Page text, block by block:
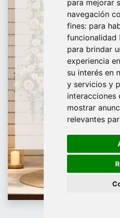
para mejorar
navegación
fines: para
funcionalidad
para brindar
experiencia
su interés en
y servicios y
interacciones
mostrar
relevantes
De
¿Te
688
Antihurto